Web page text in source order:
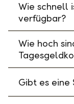
Wie schnell
verfügbar?
Wie hoch
Gibt es eine